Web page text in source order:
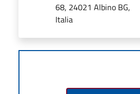
68, 24021 Albino BG,
Italia